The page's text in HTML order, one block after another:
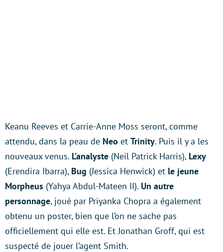
Keanu Reeves et Carrie-Anne Moss seront, comme
attendu, dans la peau de Neo et Trinity. Puis il y a les
nouveaux venus. L’analyste (Neil Patrick Harris), Lexy
(Erendira Ibarra), Bug (Jessica Henwick) et le jeune
Morpheus (Yahya Abdul-Mateen II). Un autre
personnage, joué par Priyanka Chopra a également
obtenu un poster, bien que l’on ne sache pas
officiellement qui elle est. Et Jonathan Groff, qui est
suspecté de jouer l’agent Smith.